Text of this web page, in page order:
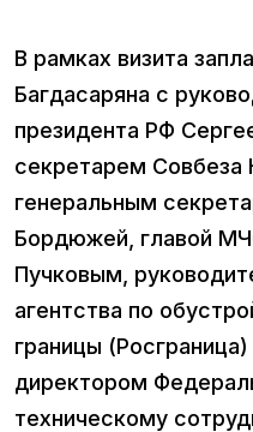
В рамках визита
Багдасаряна с
президента РФ
секретарем
генеральным
Бордюжей, главой
Пучковым,
агентства по
границы
директором
техническому